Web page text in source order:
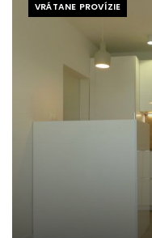
VRÁTANE PROVÍZIE